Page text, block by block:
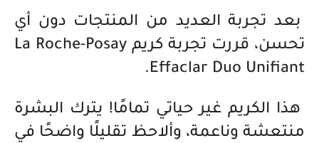
بعد تجربة العديد من المنتجات دون أي
تحسن، قررت تجربة كريم La Roche-Posay
Effaclar Duo Unifiant.
هذا الكريم غير حياتي تمامًا! يترك البشرة
منتعشة وناعمة، وألاحظ تقليلًا واضحًا في